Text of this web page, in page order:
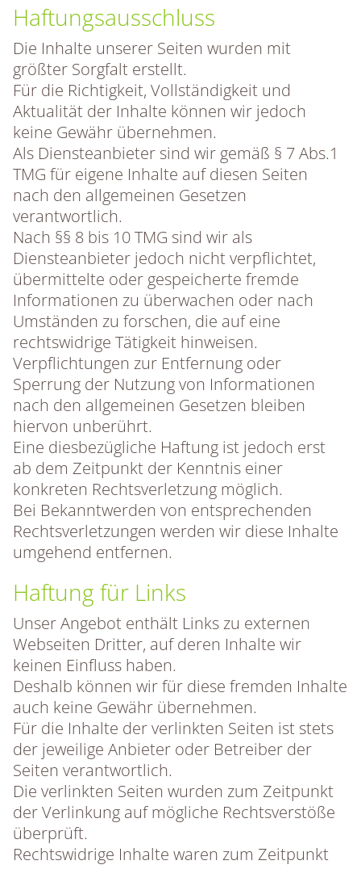
Haftungsausschluss
Die Inhalte unserer Seiten wurden mit
größter Sorgfalt erstellt.
Für die Richtigkeit, Vollständigkeit und
Aktualität der Inhalte können wir jedoch
keine Gewähr übernehmen.
Als Diensteanbieter sind wir gemäß § 7 Abs.1
TMG für eigene Inhalte auf diesen Seiten
nach den allgemeinen Gesetzen
verantwortlich.
Nach §§ 8 bis 10 TMG sind wir als
Diensteanbieter jedoch nicht verpflichtet,
übermittelte oder gespeicherte fremde
Informationen zu überwachen oder nach
Umständen zu forschen, die auf eine
rechtswidrige Tätigkeit hinweisen.
Verpflichtungen zur Entfernung oder
Sperrung der Nutzung von Informationen
nach den allgemeinen Gesetzen bleiben
hiervon unberührt.
Eine diesbezügliche Haftung ist jedoch erst
ab dem Zeitpunkt der Kenntnis einer
konkreten Rechtsverletzung möglich.
Bei Bekanntwerden von entsprechenden
Rechtsverletzungen werden wir diese Inhalte
umgehend entfernen.
Haftung für Links
Unser Angebot enthält Links zu externen
Webseiten Dritter, auf deren Inhalte wir
keinen Einfluss haben.
Deshalb können wir für diese fremden Inhalte
auch keine Gewähr übernehmen.
Für die Inhalte der verlinkten Seiten ist stets
der jeweilige Anbieter oder Betreiber der
Seiten verantwortlich.
Die verlinkten Seiten wurden zum Zeitpunkt
der Verlinkung auf mögliche Rechtsverstöße
überprüft.
Rechtswidrige Inhalte waren zum Zeitpunkt